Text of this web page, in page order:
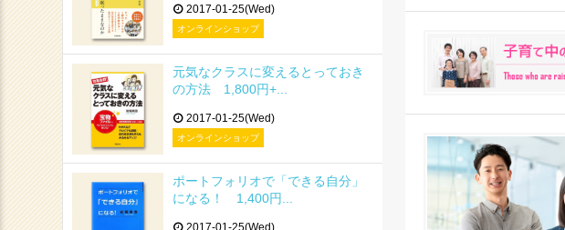
2017-01-25(Wed)
オンラインショップ
元気なクラスに変えるとっておき
の方法 1,800円+...
2017-01-25(Wed)
オンラインショップ
ポートフォリオで「できる自分」
になる！ 1,400円...